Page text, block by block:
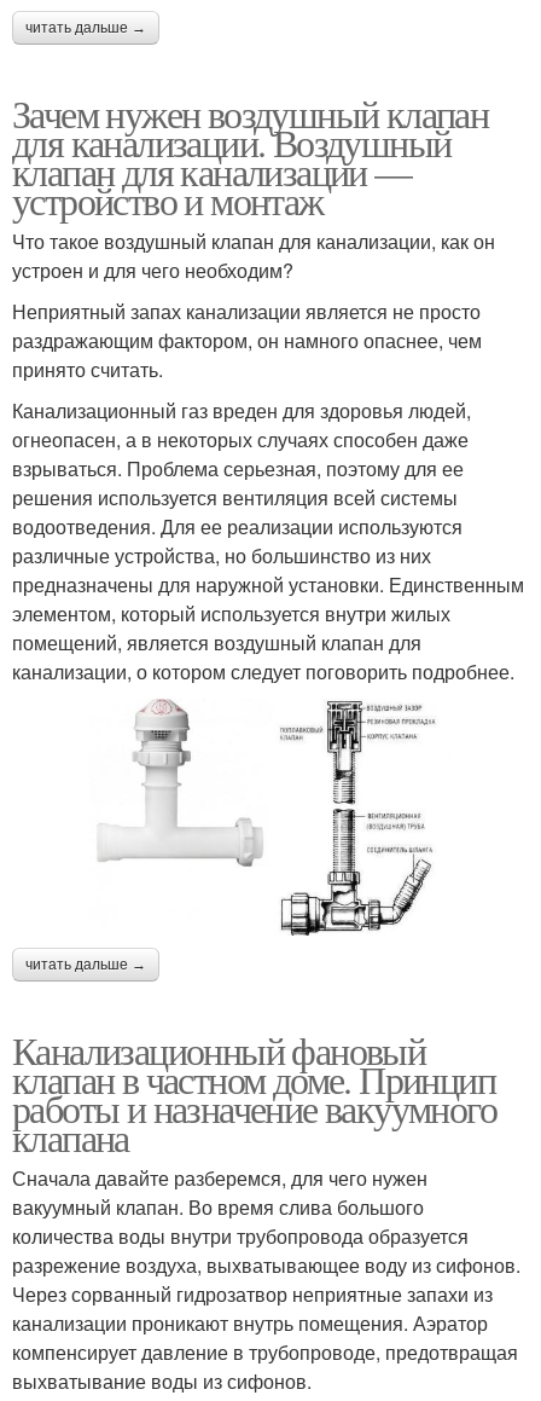
читать дальше →
Зачем нужен воздушный клапан
для канализации. Воздушный
клапан для канализации —
устройство и монтаж
Что такое воздушный клапан для канализации, как он
устроен и для чего необходим?
Неприятный запах канализации является не просто
раздражающим фактором, он намного опаснее, чем
принято считать.
Канализационный газ вреден для здоровья людей,
огнеопасен, а в некоторых случаях способен даже
взрываться. Проблема серьезная, поэтому для ее
решения используется вентиляция всей системы
водоотведения. Для ее реализации используются
различные устройства, но большинство из них
предназначены для наружной установки. Единственным
элементом, который используется внутри жилых
помещений, является воздушный клапан для
канализации, о котором следует поговорить подробнее.
читать дальше →
Канализационный фановый
клапан в частном доме. Принцип
работы и назначение вакуумного
клапана
Сначала давайте разберемся, для чего нужен
вакуумный клапан. Во время слива большого
количества воды внутри трубопровода образуется
разрежение воздуха, выхватывающее воду из сифонов.
Через сорванный гидрозатвор неприятные запахи из
канализации проникают внутрь помещения. Аэратор
компенсирует давление в трубопроводе, предотвращая
выхватывание воды из сифонов.